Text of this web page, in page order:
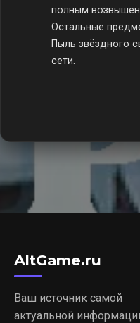
полным
Остальные
Пыль звёздного
сети.
AltGame.ru
Ваш источник самой
актуальной